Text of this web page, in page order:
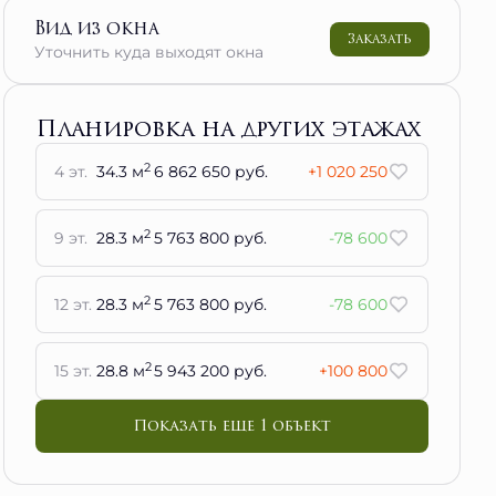
Вид из окна
Уточнить куда выходят окна
Заказать
Планировка на других этажах
4 эт. 34.3 м2 6 862 650 руб. +1 020 250
9 эт. 28.3 м2 5 763 800 руб. -78 600
12 эт. 28.3 м2 5 763 800 руб. -78 600
15 эт. 28.8 м25 943 200 руб. +100 800
Показать еще 1 объект